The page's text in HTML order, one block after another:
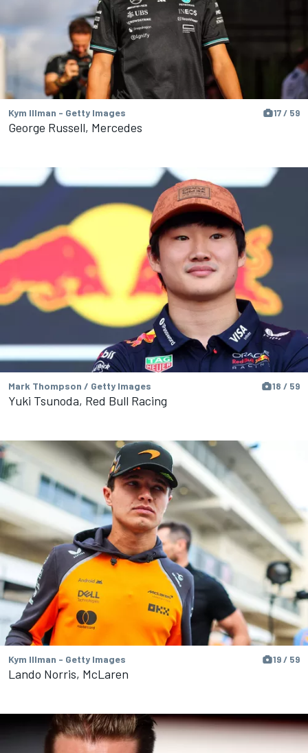
Kym Illman - Getty Images 17 / 59
George Russell, Mercedes
Mark Thompson / Getty Images 18 / 59
Yuki Tsunoda, Red Bull Racing
Kym Illman - Getty Images 19 / 59
Lando Norris, McLaren